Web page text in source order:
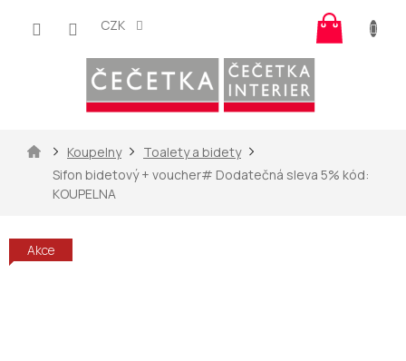
CZK
košík
DomůKoupelny
Toalety a bidety
Sifon bidetový+ voucher# Dodatečná sleva 5% kód:
KOUPELNA
Akce